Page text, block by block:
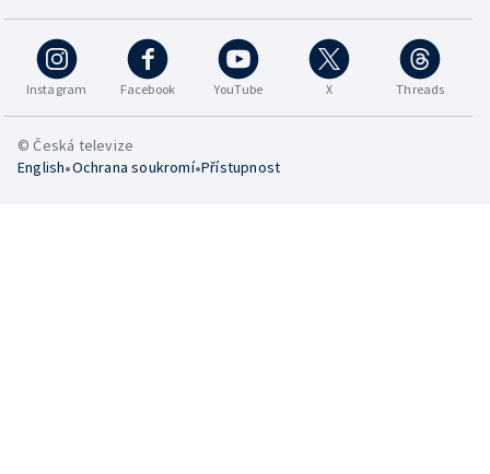
Instagram Facebook YouTube X Threads
© Česká televize
English•Ochrana soukromí•Přístupnost